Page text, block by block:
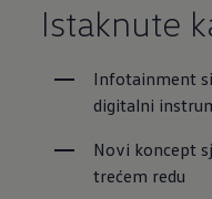
Istaknute
Infotainment
digitalni
Novi koncept
trećem redu